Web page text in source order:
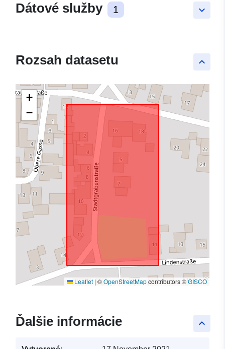
keyboard_arrow_down
Dátové služby 1
keyboard_arrow_up
Rozsah datasetu
+
−
Leaflet | ©OpenStreetMapcontributors ©GISCO
keyboard_arrow_up
Ďalšie informácie